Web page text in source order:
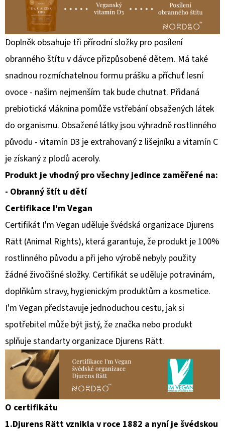
Doplněk obsahuje tři přírodní složky pro posílení
obranného štítu v dávce přizpůsobené dětem. Má také
snadnou rozmíchatelnou formu prášku a příchuť lesní
ovoce - našim nejmenším tak bude chutnat. Přidaná
prebiotická vláknina pomůže vstřebání obsažených látek
do organismu. Obsažené látky jsou výhradně rostlinného
původu - vitamín D3 je extrahovaný z lišejníku a vitamín C
je získaný z plodů aceroly.
Produkt je vhodný pro všechny jedince zaměřené na:
- Obranný štít u dětí
Certifikace I'm Vegan
Certifikát I'm Vegan uděluje švédská organizace Djurens
Rätt (Animal Rights), která garantuje, že produkt je 100%
rostlinného původu a při jeho výrobě nebyly použity
žádné živočišné složky. Certifikát se uděluje potravinám,
doplňkům stravy, hygienickým produktům a kosmetice.
I'm Vegan představuje jednoduchou cestu, jak si
spotřebitel může být jistý, že značka nebo produkt
splňuje standarty organizace Djurens Rätt.
O certifikátu
1.Djurens Rätt vznikla v roce 1882 a nyní je švédskou